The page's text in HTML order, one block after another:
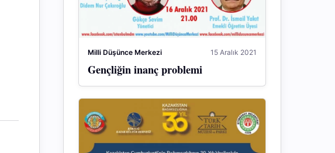
Milli Düşünce Merkezi 15 Aralık 2021
Gençliğin inanç problemi